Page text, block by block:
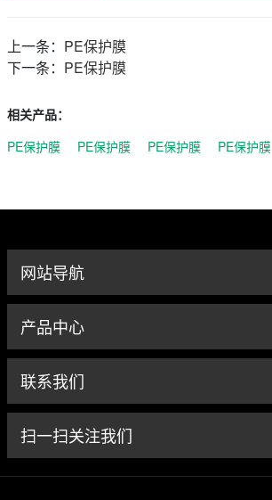
上一条： PE保护膜
下一条： PE保护膜
相关产品：
PE保护膜
PE保护膜 PE保护膜 PE保护膜
网站导航
产品中心
联系我们
扫一扫关注我们